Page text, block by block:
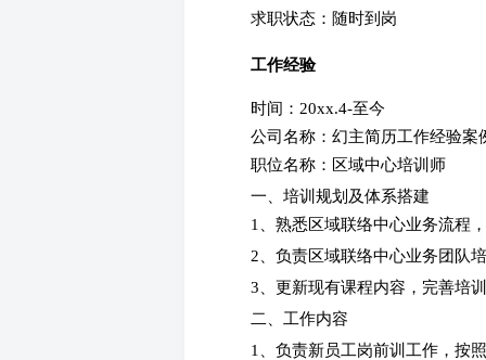
求职状态：随时到岗
工作经验
时间：20xx.4-至今
公司名称：幻主简历工作经验
职位名称：区域中心培训师
一、培训规划及体系搭建
1、熟悉区域联络中心业务流程
2、负责区域联络中心业务团队
3、更新现有课程内容，完善培
二、工作内容
1、负责新员工岗前训工作，按